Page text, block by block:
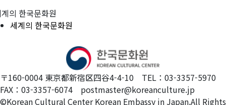
의 한국문화원
세계의 한국문화원
〒160-0004 東京都新宿区四谷4-4-10 TEL：03-3357-5970
FAX：03-3357-6074 postmaster@koreanculture.jp
©Korean Cultural Center Korean Embassy in Japan.All Rights